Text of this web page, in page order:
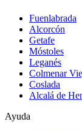
Fuenlabrada
Alcorcón
Getafe
Móstoles
Leganés
Colmenar
Coslada
Alcalá de
Ayuda